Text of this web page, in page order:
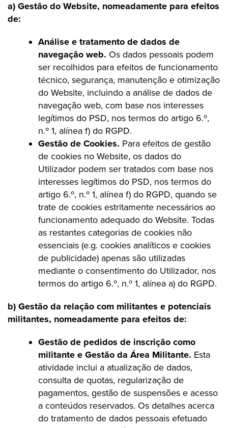
a) Gestão do Website, nomeadamente para efeitos
de:
Análise e tratamento de dados de
navegação web. Os dados pessoais podem
ser recolhidos para efeitos de funcionamento
técnico, segurança, manutenção e otimização
do Website, incluindo a análise de dados de
navegação web, com base nos interesses
legítimos do PSD, nos termos do artigo 6.º,
n.º 1, alínea f) do RGPD.
Gestão de Cookies. Para efeitos de gestão
de cookies no Website, os dados do
Utilizador podem ser tratados com base nos
interesses legítimos do PSD, nos termos do
artigo 6.º, n.º 1, alínea f) do RGPD, quando se
trate de cookies estritamente necessários ao
funcionamento adequado do Website. Todas
as restantes categorias de cookies não
essenciais (e.g. cookies analíticos e cookies
de publicidade) apenas são utilizadas
mediante o consentimento do Utilizador, nos
termos do artigo 6.º, n.º 1, alínea a) do RGPD.
b) Gestão da relação com militantes e potenciais
militantes, nomeadamente para efeitos de:
Gestão de pedidos de inscrição como
militante e Gestão da Área Militante. Esta
atividade inclui a atualização de dados,
consulta de quotas, regularização de
pagamentos, gestão de suspensões e acesso
a conteúdos reservados. Os detalhes acerca
do tratamento de dados pessoais efetuado